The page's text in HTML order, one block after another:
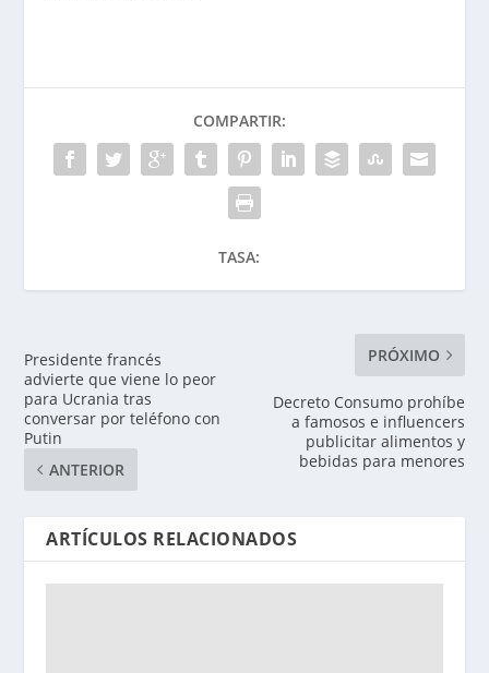
COMPARTIR:
TASA:
Presidente francés
advierte que viene lo peor
para Ucrania tras
conversar por teléfono con
Putin
ANTERIOR
PRÓXIMO
Decreto Consumo prohíbe
a famosos e influencers
publicitar alimentos y
bebidas para menores
ARTÍCULOS RELACIONADOS